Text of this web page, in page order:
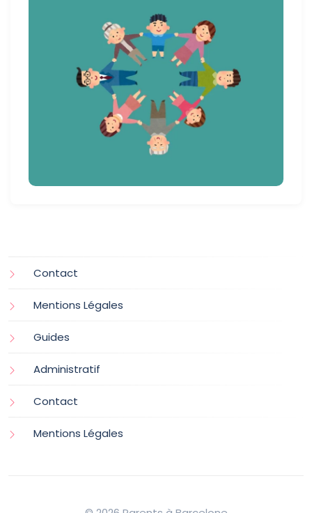
Contact
Mentions Légales
Guides
Administratif
Contact
Mentions Légales